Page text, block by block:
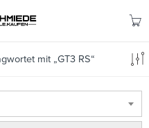
mit „GT3 RS“